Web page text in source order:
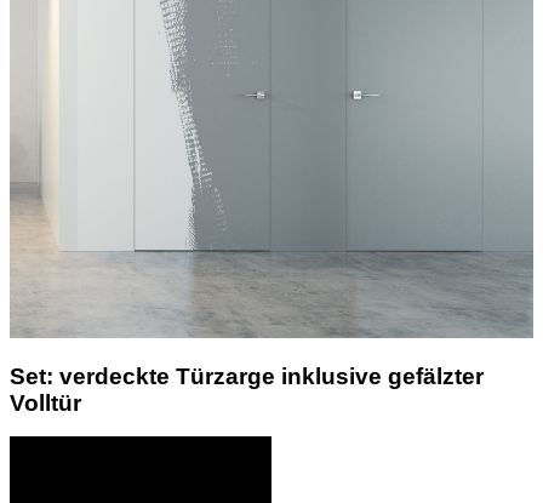
Set: verdeckte Türzarge inklusive gefälzter
Volltür